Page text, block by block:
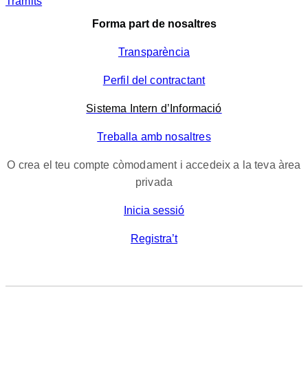
Forma part de nosaltres
Transparència
Perfil del contractant
Sistema Intern d’Informació
Treballa amb nosaltres
O crea el teu compte còmodament i accedeix a la teva àrea
privada
Inicia sessió
Registra’t